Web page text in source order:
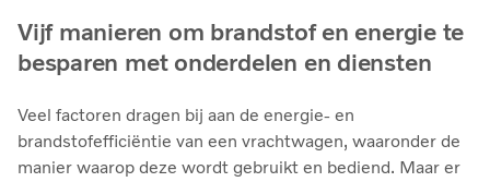
Vijf manieren om brandstof en energie te
besparen met onderdelen en diensten
Veel factoren dragen bij aan de energie- en
brandstofefficiëntie van een vrachtwagen, waaronder de
manier waarop deze wordt gebruikt en bediend. Maar er